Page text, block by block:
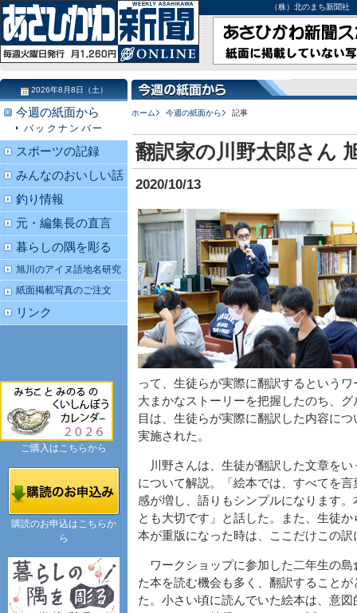
（株）北のまち新聞
ホーム 今週の紙面から 記事
翻訳家の川野太郎さん
2020/10/13
って、生徒らが実際に翻訳するという
大まかなストーリーを把握したのち、
目は、生徒らが実際に翻訳した内容に
実施された。
川野さんは、生徒が翻訳した文章をい
について解説。「絵本では、すべてを
感が増し、語りもシンプルになります
とも大切です」と話した。また、生徒
本が重版になった時は、ここだけこの
ワークショップに参加した二年生の島
た本を読む機会も多く、翻訳すること
た。小さい頃に読んでいた絵本は、意
2026年8月8日（土）
今週の紙面から
バックナンバー
スポーツの記録
みんなのおいしい話
釣り情報
元・編集長の直言
暮らしの隅を彫る
旭川のアイヌ語地名研究
紙面掲載写真のご注文
リンク
ご購入はこちらから
購読のお申込はこちらか
ら